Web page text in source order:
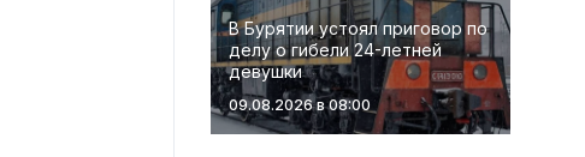
В Бурятии устоял приговор по
делу о гибели 24-летней
девушки
09.08.2026 в 08:00